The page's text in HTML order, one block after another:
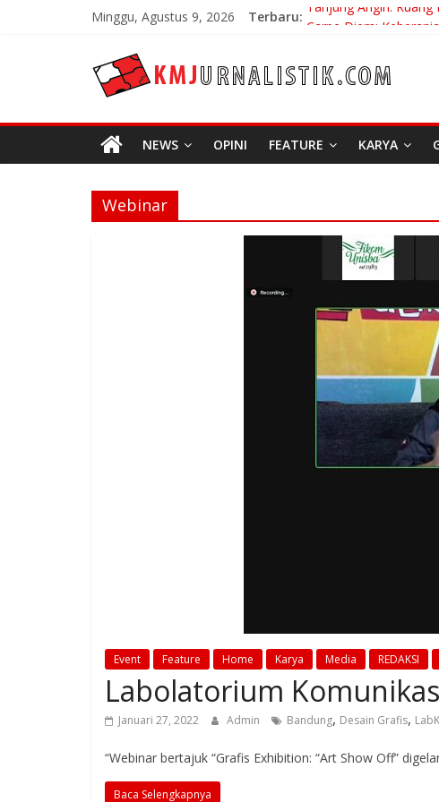
Minggu, Agustus 9, 2026 Terbaru: Tanjung Angin:
Bojan Hodak Sang
KMJURNALISTIK
NEWS OPINI FEATURE KARYA
Webinar
Event Feature Home Karya Media REDAKSI
Labolatorium
Januari 27, 2022 Admin Bandung, Desain Grafis,
“Webinar bertajuk “Grafis Exhibition: “Art Show Off”
Baca Selengkapnya